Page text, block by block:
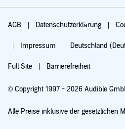
AGB Datenschutzerklärung
Impressum Deutschland
Full Site Barrierefreiheit
© Copyright 1997 - 2026 Audible
Alle Preise inklusive der gesetzlichen